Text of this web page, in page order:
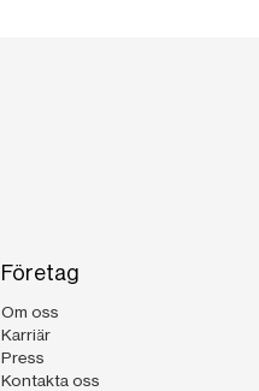
Företag
Om oss
Karriär
Press
Kontakta oss